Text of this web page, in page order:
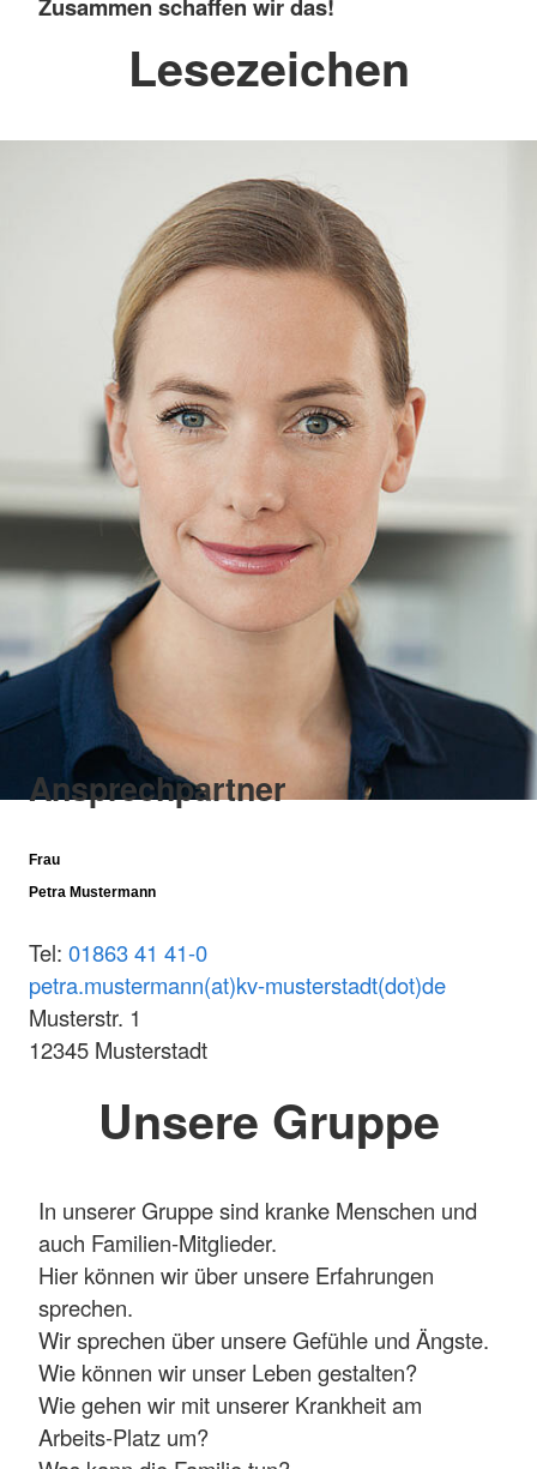
Zusammen schaffen wir das!
Lesezeichen
Ansprechpartner
Frau
Petra Mustermann
Tel: 01863 41 41-0
petra.mustermann(at)kv-musterstadt(dot)de
Musterstr. 1
12345 Musterstadt
Unsere Gruppe
In unserer Gruppe sind kranke Menschen und
auch Familien-Mitglieder.
Hier können wir über unsere Erfahrungen
sprechen.
Wir sprechen über unsere Gefühle und Ängste.
Wie können wir unser Leben gestalten?
Wie gehen wir mit unserer Krankheit am
Arbeits-Platz um?